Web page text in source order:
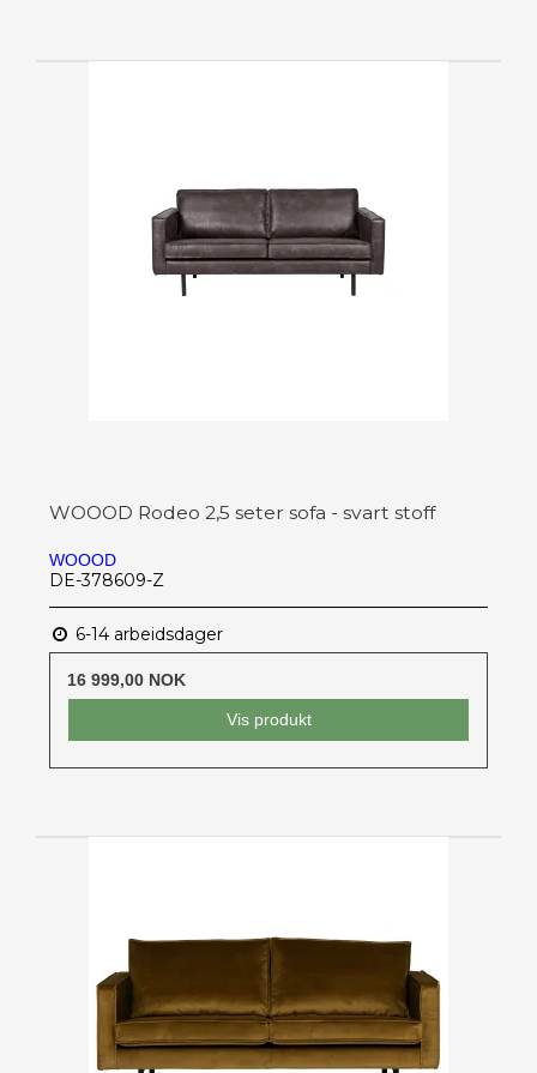
WOOOD Rodeo 2,5 seter sofa - svart stoff
WOOOD
DE-378609-Z
6-14 arbeidsdager
16 999,00 NOK
Vis produkt